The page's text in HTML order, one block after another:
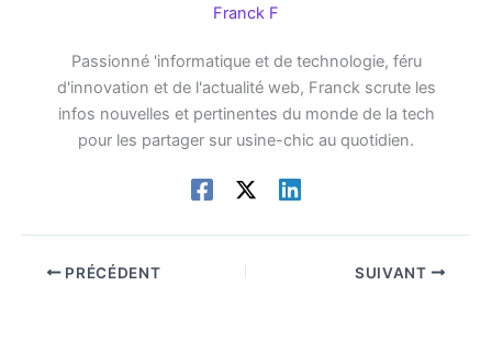
Franck F
Passionné 'informatique et de technologie, féru
d'innovation et de l'actualité web, Franck scrute les
infos nouvelles et pertinentes du monde de la tech
pour les partager sur usine-chic au quotidien.
PRÉCÉDENT SUIVANT